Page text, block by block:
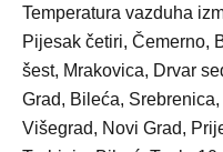
Temperatura vazduha
Pijesak četiri, Čemerno,
šest, Mrakovica, Drvar
Grad, Bileća,
Višegrad, Novi Grad,